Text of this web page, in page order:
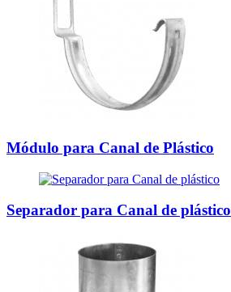
Módulo para Canal de Plástico
Separador para Canal de plástico